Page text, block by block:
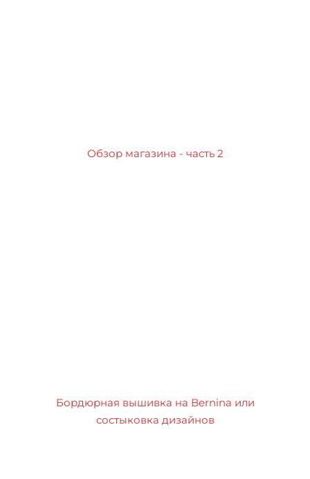
Обзор магазина - часть 2
Бордюрная вышивка на Bernina или
состыковка дизайнов